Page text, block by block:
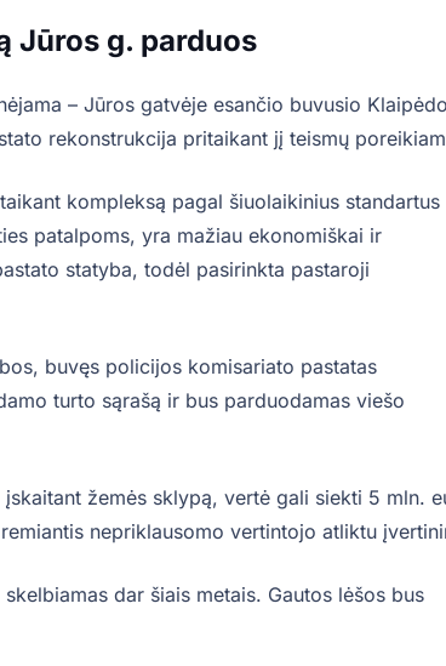
Jūros g. parduos
– Jūros gatvėje esančio buvusio
rekonstrukcija pritaikant jį teismų
kompleksą pagal šiuolaikinius standartus
patalpoms, yra mažiau ekonomiškai ir
statyba, todėl pasirinkta pastaroji
buvęs policijos komisariato pastatas
turto sąrašą ir bus parduodamas viešo
žemės sklypą, vertė gali siekti 5 mln.
nepriklausomo vertintojo atliktu
dar šiais metais. Gautos lėšos bus